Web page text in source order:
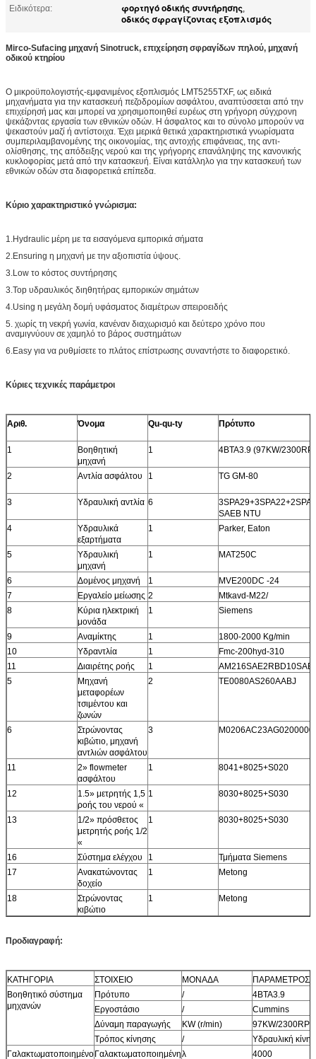
Ειδικότερα: φορτηγό οδικής συντήρησης,
οδικός σφραγίζοντας εξοπλισμός
Mirco-Sufacing μηχανή Sinotruck, επιχείρηση σφραγίδων πηλού, μηχανή
οδικού κτηρίου
Ο μικροϋπολογιστής-εμφανιμένος εξοπλισμός LMT5255TXF, ως ειδικά
μηχανήματα για την κατασκευή πεζοδρομίων ασφάλτου, αναπτύσσεται από την
επιχείρησή μας και μπορεί να χρησιμοποιηθεί ευρέως στη γρήγορη σύγχρονη
ψεκάζοντας εργασία των εθνικών οδών. Η άσφαλτος και το σύνολο μπορούν να
ψεκαστούν μαζί ή αντίστοιχα. Έχει μερικά θετικά χαρακτηριστικά γνωρίσματα
συμπεριλαμβανομένης της οικονομίας, της αντοχής επιφάνειας, της αντι-
ολίσθησης, της απόδειξης νερού και της γρήγορης επανάληψης της κανονικής
κυκλοφορίας μετά από την κατασκευή. Είναι κατάλληλο για την κατασκευή των
εθνικών οδών στα διαφορετικά επίπεδα.
Κύριο χαρακτηριστικό γνώρισμα:
1.Hydraulic μέρη με τα εισαγόμενα εμπορικά σήματα
2.Ensuring η μηχανή με την αξιοπιστία ύψους.
3.Low το κόστος συντήρησης
3.Top υδραυλικός διηθητήρας εμπορικών σημάτων
4.Using η μεγάλη δομή υφάσματος διαμέτρων σπειροειδής
5. χωρίς τη νεκρή γωνία, κανέναν διαχωρισμό και δεύτερο χρόνο που
αναμιγνύουν σε χαμηλό το βάρος συστημάτων
6.Easy για να ρυθμίσετε το πλάτος επίστρωσης συναντήστε το διαφορετικό.
Κύριες τεχνικές παράμετροι
Αριθ. Όνομα Qu-qu-ty Πρότυπο
1
Βοηθητική
μηχανή
1 4BTA3.9 (97KW/
2 Αντλία ασφάλτου 1 TG GM-80
3 Υδραυλική αντλία 6
SAEB NTU
4
Υδραυλικά
εξαρτήματα
1 Parker, Eaton
5
Υδραυλική
μηχανή
1 MAT250C
6 Δομένος μηχανή 1
MVE200DC -24
7
Εργαλείο μείωσης 2
Mtkavd-M22/
8
Κύρια ηλεκτρική
μονάδα
1 Siemens
9 Αναμίκτης 1
1800-2000 Kg/min
10
Υδραντλία 1
Fmc-200hyd-310
11
Διαιρέτης ροής 1
5
Μηχανή
μεταφορέων
τσιμέντου και
ζωνών
2 TE0080AS260AABJ
6
Στρώνοντας
κιβώτιο, μηχανή
αντλιών ασφάλτου
3
11
2» flowmeter
ασφάλτου
1 8041+8025+S020
12
1.5» μετρητής 1,5
ροής του νερού «
1 8030+8025+S030
13
1/2» πρόσθετος
μετρητής ροής 1/2
«
1 8030+8025+S030
16 Σύστημα ελέγχου 1
Τμήματα Siemens
17
Ανακατώνοντας
δοχείο
1 Metong
18
Στρώνοντας
κιβώτιο
1 Metong
Προδιαγραφή:
ΚΑΤΗΓΟΡΙΑ ΣΤΟΙΧΕΙΟ ΜΟΝΑΔΑ
ΠΑΡΑΜΕΤΡΟΣ
Βοηθητικό σύστημα
μηχανών
Πρότυπο /
4BTA3.9
Εργοστάσιο
/
Cummins
Δύναμη παραγωγής
KW (r/min)
97KW/2300RPM
Τρόπος κίνησης
/
Υδραυλική
ΓαλακτωματοποιημένοΓαλακτωματοποιημένηλ 4000